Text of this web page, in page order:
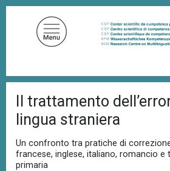
r
i
c
o
l
e
Il trattamento
lingua straniera
Un confronto tra pratiche di
francese, inglese, italiano, romancio e
primaria